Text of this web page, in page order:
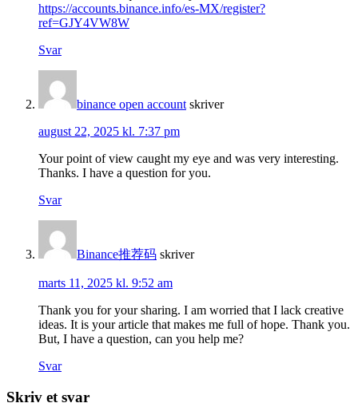
https://accounts.binance.info/es-MX/register?
ref=GJY4VW8W
Svar
binance open account skriver
august 22, 2025 kl. 7:37 pm
Your point of view caught my eye and was very interesting.
Thanks. I have a question for you.
Svar
Binance推荐码 skriver
marts 11, 2025 kl. 9:52 am
Thank you for your sharing. I am worried that I lack creative
ideas. It is your article that makes me full of hope. Thank you.
But, I have a question, can you help me?
Svar
Skriv et svar